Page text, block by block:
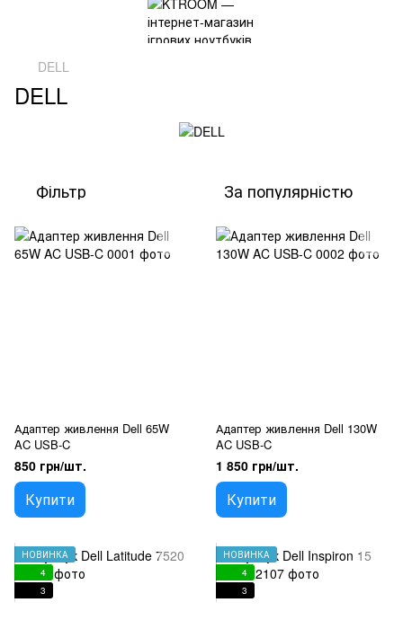
DELL
DELL
Фільтр За популярністю
Адаптер живлення Dell 65W
AC USB-C
850 грн/шт.
Купити
Адаптер живлення Dell 130W
AC USB-C
1 850 грн/шт.
Купити
НОВИНКА
4
3
НОВИНКА
4
3